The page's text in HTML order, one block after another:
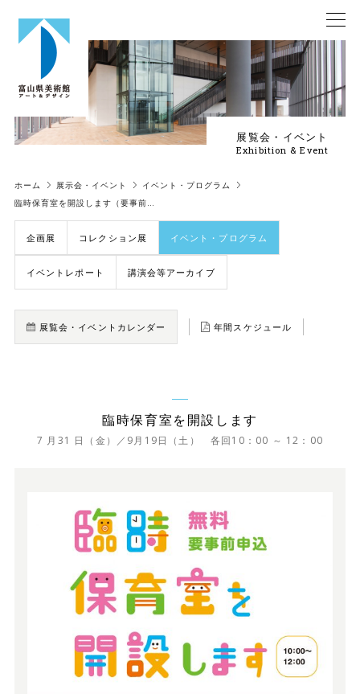
展覧会・イベント
Exhibition & Event
ホーム 展示会・イベント
イベント・プログラム
臨時保育室を開設します（要事前…
企画展 コレクション展 イベント・プログラム
イベントレポート 講演会等アーカイブ
展覧会・イベントカレンダー 年間スケジュール
臨時保育室を開設します
7 月31 日（金）／9月19日（土） 各回10：00 ～ 12：00